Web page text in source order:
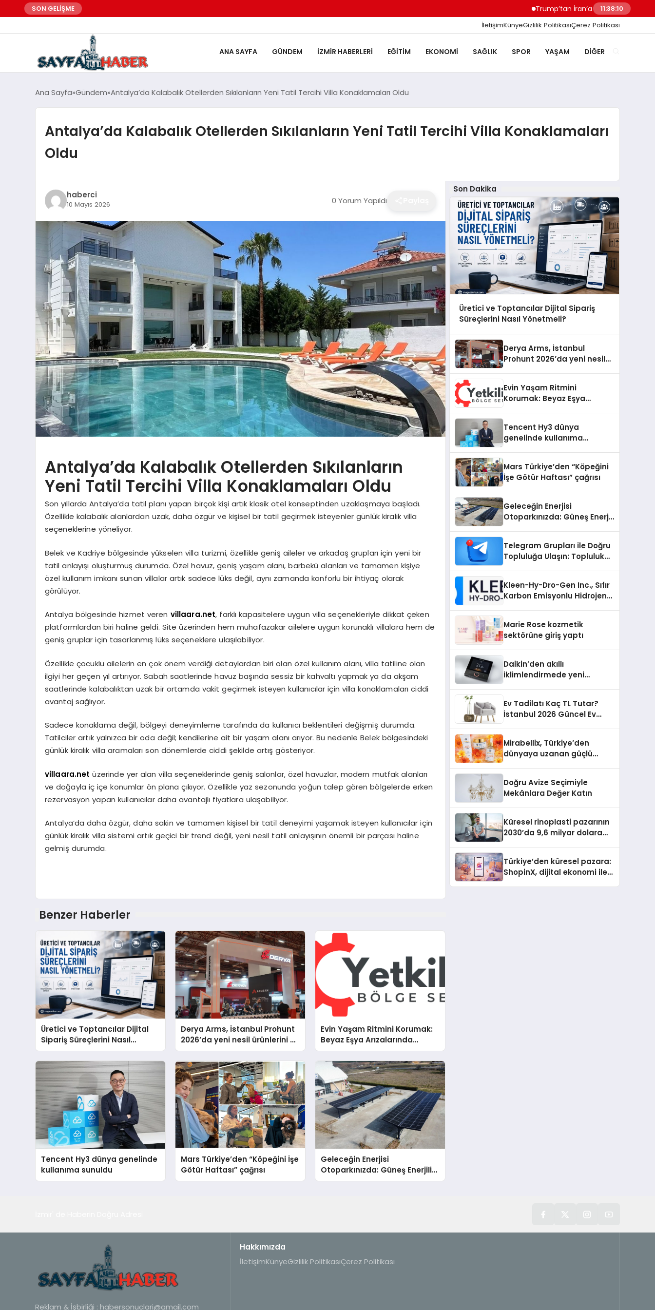
SON GELİŞME Trump’tan İran’a Müzakere Uyarısı Son
11:38:11
İletişimKünyeGizlilik PolitikasıÇerez Politikası
ANA SAYFA GÜNDEM İZMIR HABERLERI EĞITIM EKONOMI SAĞLIK SPOR YAŞAM DIĞER
Ana Sayfa Gündem Antalya’da Kalabalık Otellerden Sıkılanların Yeni Tatil Tercihi Villa Konaklamaları Oldu
Antalya’da Kalabalık Otellerden Sıkılanların Yeni Tatil Tercihi Villa Konaklamaları
Oldu
haberci
10 Mayıs 2026 0 Yorum Yapıldı
Antalya’da Kalabalık Otellerden Sıkılanların
Yeni Tatil Tercihi Villa Konaklamaları Oldu
Son yıllarda Antalya’da tatil planı yapan birçok kişi artık klasik otel konseptinden uzaklaşmaya başladı.
Özellikle kalabalık alanlardan uzak, daha özgür ve kişisel bir tatil geçirmek isteyenler günlük kiralık villa
seçeneklerine yöneliyor.
Belek ve Kadriye bölgesinde yükselen villa turizmi, özellikle geniş aileler ve arkadaş grupları için yeni bir
tatil anlayışı oluşturmuş durumda. Özel havuz, geniş yaşam alanı, barbekü alanları ve tamamen kişiye
özel kullanım imkanı sunan villalar artık sadece lüks değil, aynı zamanda konforlu bir ihtiyaç olarak
görülüyor.
Antalya bölgesinde hizmet veren villaara.net, farklı kapasitelere uygun villa seçenekleriyle dikkat çeken
platformlardan biri haline geldi. Site üzerinden hem muhafazakar ailelere uygun korunaklı villalara hem de
geniş gruplar için tasarlanmış lüks seçeneklere ulaşılabiliyor.
Özellikle çocuklu ailelerin en çok önem verdiği detaylardan biri olan özel kullanım alanı, villa tatiline olan
ilgiyi her geçen yıl artırıyor. Sabah saatlerinde havuz başında sessiz bir kahvaltı yapmak ya da akşam
saatlerinde kalabalıktan uzak bir ortamda vakit geçirmek isteyen kullanıcılar için villa konaklamaları ciddi
avantaj sağlıyor.
Sadece konaklama değil, bölgeyi deneyimleme tarafında da kullanıcı beklentileri değişmiş durumda.
Tatilciler artık yalnızca bir oda değil; kendilerine ait bir yaşam alanı arıyor. Bu nedenle Belek bölgesindeki
günlük kiralık villa aramaları son dönemlerde ciddi şekilde artış gösteriyor.
villaara.net üzerinde yer alan villa seçeneklerinde geniş salonlar, özel havuzlar, modern mutfak alanları
ve doğayla iç içe konumlar ön plana çıkıyor. Özellikle yaz sezonunda yoğun talep gören bölgelerde erken
rezervasyon yapan kullanıcılar daha avantajlı fiyatlara ulaşabiliyor.
Antalya’da daha özgür, daha sakin ve tamamen kişisel bir tatil deneyimi yaşamak isteyen kullanıcılar için
günlük kiralık villa sistemi artık geçici bir trend değil, yeni nesil tatil anlayışının önemli bir parçası haline
gelmiş durumda.
Benzer Haberler
Üretici ve Toptancılar Dijital
Sipariş Süreçlerini Nasıl
Yönetmeli?
Derya Arms, İstanbul Prohunt
2026’da yeni nesil ürünlerini ve
global marka vizyonunu
sergiledi
Evin Yaşam Ritmini Korumak:
Beyaz Eşya Arızalarında
Dürüst ve İnsan Odaklı Destek
Tencent Hy3 dünya genelinde
kullanıma sunuldu
Mars Türkiye’den “Köpeğini İşe
Götür Haftası” çağrısı
Geleceğin Enerjisi
Otoparkınızda: Güneş Enerjili
Carport (Solar Otopark)
Son Dakika
Üretici ve Toptancılar Dijital Sipariş
Süreçlerini Nasıl Yönetmeli?
Derya Arms, İstanbul
Prohunt 2026’da yeni nesil
Evin Yaşam Ritmini
Korumak: Beyaz Eşya
Tencent Hy3 dünya
genelinde kullanıma
Mars Türkiye’den “Köpeğini
İşe Götür Haftası” çağrısı
Geleceğin Enerjisi
Otoparkınızda: Güneş Enerjili
Telegram Grupları ile Doğru
Topluluğa Ulaşın: Topluluk
Kleen-Hy-Dro-Gen Inc., Sıfır
Karbon Emisyonlu Hidrojen
Aldı
Marie Rose kozmetik
sektörüne giriş yaptı
Daikin’den akıllı
iklimlendirmede yeni
Ev Tadilatı Kaç TL Tutar?
İstanbul 2026 Güncel Ev
Mirabellix, Türkiye’den
dünyaya uzanan güçlü
Doğru Avize Seçimiyle
Mekânlara Değer Katın
Küresel rinoplasti pazarının
2030’da 9,6 milyar dolara
Türkiye’den küresel pazara:
ShopinX, dijital ekonomi ile
Reklam & İşbirliği : habersonuclari@gmail.com
Hakkımızda
İletişimKünyeGizlilik PolitikasıÇerez Politikası